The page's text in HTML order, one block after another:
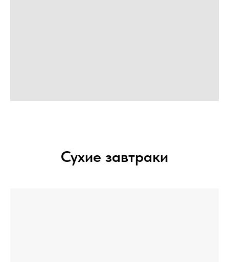
Сухие завтраки